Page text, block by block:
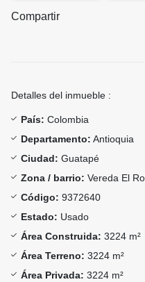
Compartir
Detalles del inmueble :
País: Colombia
Departamento: Antioquia
Ciudad: Guatapé
Zona / barrio: Vereda El
Código: 9372640
Estado: Usado
Área Construida: 3224 m²
Área Terreno: 3224 m²
Área Privada: 3224 m²